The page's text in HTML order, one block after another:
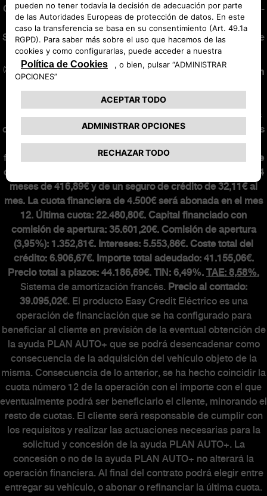
General de Seguros y Fondos de Pensiones con la clave AJ-
171 y con Seguro de Responsabilidad Civil contratado.
Sujeta a normas de suscripción de la aseguradora. Consulte
condiciones enabarth.es.
(2) Oferta financiera de 36 meses y 30.000 km.
Nuevo Abarth
financiando de 37.280,02€en Península y Baleares para
clientes particulares que financien un mínimo de 36 meses
con Stellantis Financial Services España, EFC, S.A. Incluidos
impuestos, transporte, descuentos. Sujeto a aprobación
financiera.
Entrada: 3.031,63€. Mensualidad de 449€ que se
componen de una cuota financiera para una duración de 34
meses de 416,89€ y de un seguro de crédito de 32,11€ al
mes. La cuota financiera de 4.500€ será abonada en el mes
12. Última cuota: 22.480,80€. Capital financiado con
comisión de apertura: 35.601,20€. Comisión de apertura
(3,95%): 1.352,81€. Intereses: 5.553,86€. Coste total del
crédito: 6.906,67€. Importe total adeudado: 41.155,06€.
Precio total a plazos: 44.186,69€. TIN: 6,49%. TAE: 8,58%.
Sistema de amortización francés. Precio al contado:
39.095,02€. El producto Easy Credit Eléctrico es una
operación de financiación que se ha configurado para
beneficiar al cliente en previsión de la eventual obtención de
la ayuda PLAN AUTO+ que se podrá desencadenar como
consecuencia de la adquisición del vehículo objeto de la
misma. Consecuencia de lo anterior, se ha hecho coincidir la
cuota número 12 de la operación con el importe con el que
eventualmente podrá ser beneficiario el cliente, minorando el
resto de cuotas. El cliente será responsable de cumplir con
los requisitos y realizar las actuaciones necesarias para la
solicitud y concesión de la ayuda PLAN AUTO+. La
concesión o no de la ayuda PLAN AUTO+ no alterará la
operación financiera. Al final del contrato podrá elegir entre
entregar su vehículo, o abonar o refinanciar la última cuota.